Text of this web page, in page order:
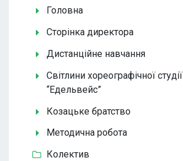
Головна
Сторінка директора
Дистанційне навчання
Світлини хореографічної студії
“Едельвейс”
Козацьке братство
Методична робота
Колектив